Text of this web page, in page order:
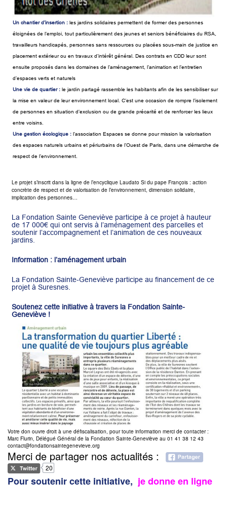
Un chantier d’insertion : les jardins solidaires permettent de former des personnes
éloignées de l’emploi, tout particulièrement des jeunes et seniors bénéficiaires du RSA,
travailleurs handicapés, personnes sans ressources ou placées sous-main de justice en
placement extérieur ou en travaux d’intérêt général. Des contrats en CDD leur sont
ensuite proposés dans les domaines de l’aménagement, l’animation et l’entretien
d’espaces verts et naturels
Une vie de quartier : le jardin partagé rassemble les habitants afin de les sensibiliser sur
la mise en valeur de leur environnement local. C’est une occasion de rompre l’isolement
de personnes en situation d’exclusion ou de grande précarité et de renforcer les lieux
entre voisins.
Une gestion écologique : l’association Espaces se donne pour mission la valorisation
des espaces naturels urbains et périurbains de l’Ouest de Paris, dans une démarche de
respect de l’environnement.
Le projet s’inscrit dans la ligne de l’encyclique Laudato Si du pape François : action
concrète de respect et de valorisation de l’environnement, dimension solidaire,
implication des personnes…
La Fondation Sainte Geneviève participe à ce projet à hauteur
de 17 000€ qui ont servis à l’aménagement des parcelles et
soutenir l’accompagnement et l’animation de ces nouveaux
jardins.
Information : l’aménagement urbain
La Fondation Sainte-Geneviève participe au financement de ce
projet à Suresnes.
Soutenez cette initiative à travers la Fondation Sainte-
Geneviève !
Votre don ouvre droit à une défiscalisation, pour toute information merci de contacter :
Marc Flurin, Délégué Général de la Fondation Sainte-Geneviève au 01 41 38 12 43
contact@fondationsaintegenevieve.org
Merci de partager nos actualités :
20
Pour soutenir cette initiative, je donne en ligne